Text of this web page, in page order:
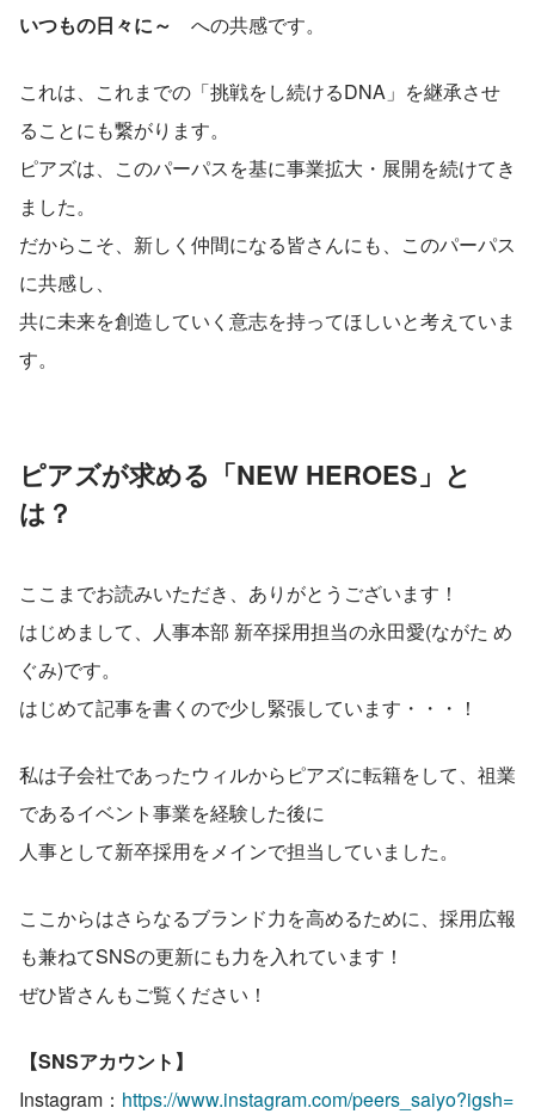
いつもの日々に～ への共感です。
これは、これまでの「挑戦をし続けるDNA」を継承させ
ることにも繋がります。
ピアズは、このパーパスを基に事業拡大・展開を続けてき
ました。
だからこそ、新しく仲間になる皆さんにも、このパーパス
に共感し、
共に未来を創造していく意志を持ってほしいと考えていま
す。
ピアズが求める「NEW HEROES」と
は？
ここまでお読みいただき、ありがとうございます！
はじめまして、人事本部 新卒採用担当の永田愛(ながた め
ぐみ)です。
はじめて記事を書くので少し緊張しています・・・！
私は子会社であったウィルからピアズに転籍をして、祖業
であるイベント事業を経験した後に
人事として新卒採用をメインで担当していました。
ここからはさらなるブランド力を高めるために、採用広報
も兼ねてSNSの更新にも力を入れています！
ぜひ皆さんもご覧ください！
【SNSアカウント】
Instagram： https://www.instagram.com/peers_saiyo?igsh=